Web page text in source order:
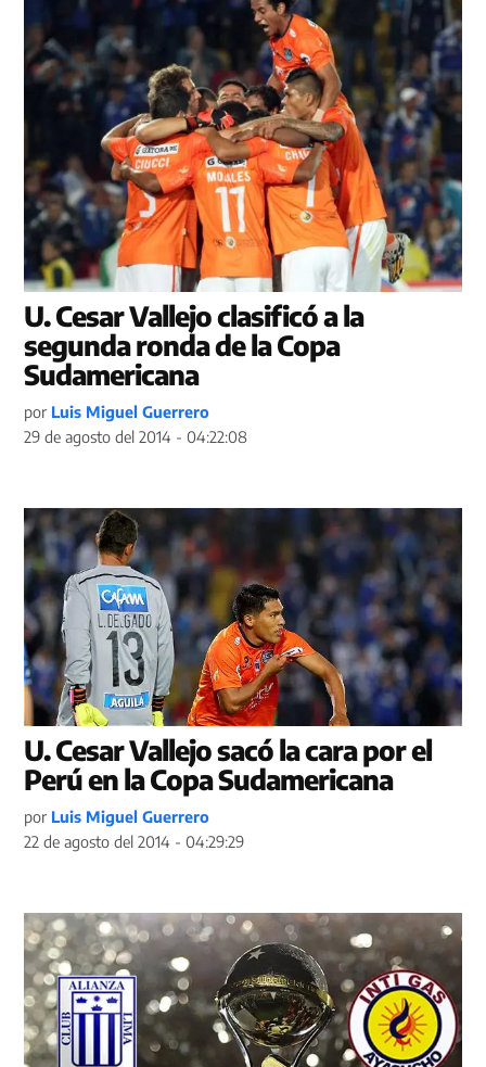
U. Cesar Vallejo clasificó a la
segunda ronda de la Copa
Sudamericana
por Luis Miguel Guerrero
29 de agosto del 2014 - 04:22:08
U. Cesar Vallejo sacó la cara por el
Perú en la Copa Sudamericana
por Luis Miguel Guerrero
22 de agosto del 2014 - 04:29:29